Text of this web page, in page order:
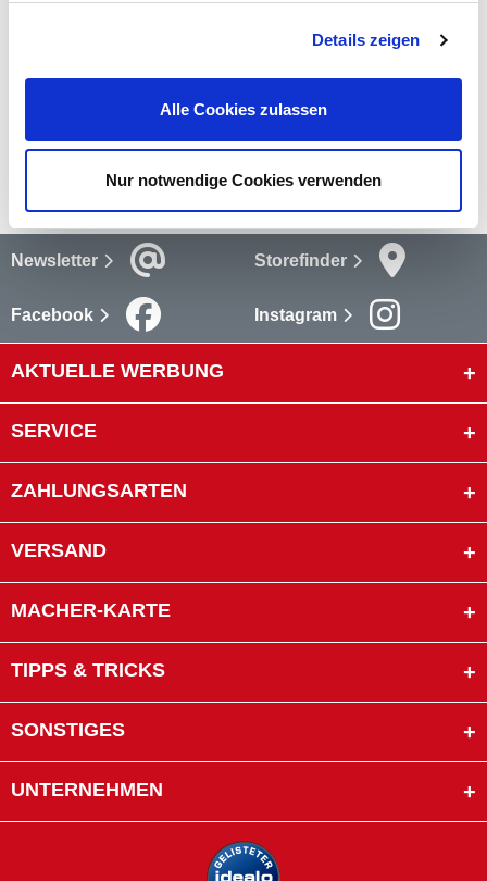
Details zeigen
Alle Cookies zulassen
Nur notwendige Cookies verwenden
mehr
Newsletter Storefinder
Facebook Instagram
AKTUELLE WERBUNG
SERVICE
ZAHLUNGSARTEN
VERSAND
MACHER-KARTE
TIPPS & TRICKS
SONSTIGES
UNTERNEHMEN